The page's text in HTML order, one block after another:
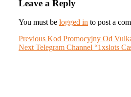
Leave a Reply
You must be logged in to post a
Post
navigation
Previous Previous
post:
Kod Promocyjny Od
Next Next
Telegram Channel “1xslots